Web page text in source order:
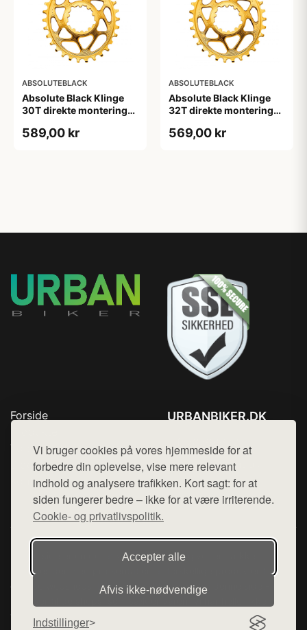
Vi bruger cookies på vores hjemmeside for at
forbedre din oplevelse, vise mere relevant
indhold og analysere trafikken. Kort sagt: for at
siden fungerer bedre – ikke for at være irriterende.
Cookie- og privatlivspolitik.
Accepter alle
Afvis ikke‑nødvendige
Indstillinger
ABSOLUTEBLACK
Absolute Black Klinge
30T direkte montering
589,00 kr
ABSOLUTEBLACK
Absolute Black Klinge
32T direkte montering
569,00 kr
Forside
Top Rabatter
Blog
Kontakt
URBANBIKER.DK
Mail: hej@want.dk
Cookie- og privatlivspolitik
Denne side er en del af want.dk, der udgiver en række
hjemmesider med præsentation af forskellige produkter fra
diverse webshops. Der sælges ikke varer fra denne side - vi
varerne på lager.